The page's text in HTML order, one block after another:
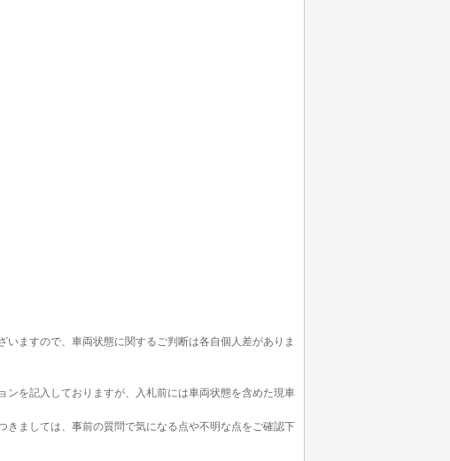
いますので、車両状態に関するご判断は各自個人差がありま
ンを記入しておりますが、入札前には車両状態を含めた現車
きましては、事前の質問で気になる点や不明な点をご確認下